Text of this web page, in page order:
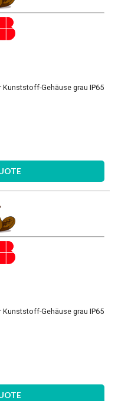
Kunststoff-Gehäuse grau IP65
Kunststoff-Gehäuse grau IP65